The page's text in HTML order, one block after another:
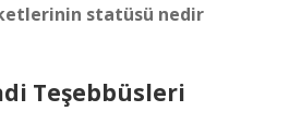
statüsü nedir
Teşebbüsleri